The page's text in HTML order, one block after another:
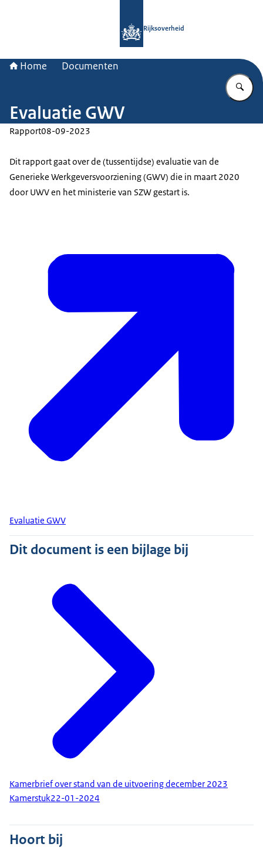
Rijksoverheid
Home Documenten
Evaluatie GWV
Rapport08-09-2023
Dit rapport gaat over de (tussentijdse) evaluatie van de
Generieke Werkgeversvoorziening (GWV) die in maart 2020
door UWV en het ministerie van SZW gestart is.
Evaluatie GWV
Dit document is een bijlage bij
Kamerbrief over stand van de uitvoering december 2023
Kamerstuk22-01-2024
Hoort bij